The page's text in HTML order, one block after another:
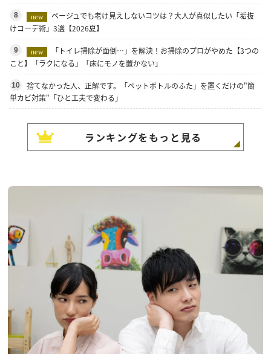
8 new
ベージュでも老け見えしないコツは？大人が真似したい「垢抜
けコーデ術」3選【2026夏】
9 new
「トイレ掃除が面倒…」を解決！お掃除のプロがやめた【3つの
こと】「ラクになる」「床にモノを置かない」
10
捨てなかった人、正解です。「ペットボトルのふた」を置くだけの"簡
単カビ対策"「ひと工夫で変わる」
ランキングをもっと見る